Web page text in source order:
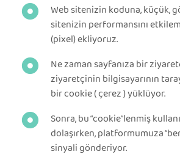
Web sitenizin koduna, küçük,
sitenizin performansını
(pixel) ekliyoruz.
Ne zaman sayfanıza bir
ziyaretçinin bilgisayarının
bir cookie ( çerez ) yüklüyor.
Sonra, bu “cookie”lenmiş
dolaşırken, platformumuza
sinyali gönderiyor.